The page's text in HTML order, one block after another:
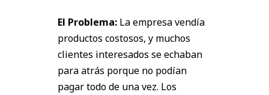
El Problema: La empresa vendía
productos costosos, y muchos
clientes interesados se echaban
para atrás porque no podían
pagar todo de una vez. Los